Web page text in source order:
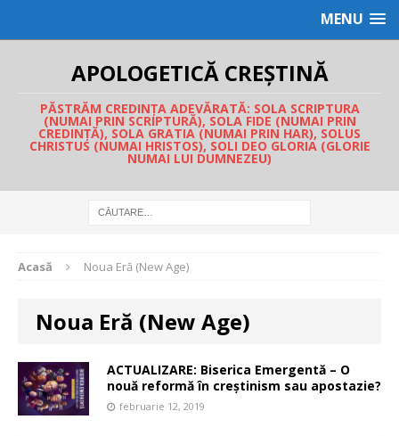
MENU
APOLOGETICĂ CREȘTINĂ
PĂSTRĂM CREDINȚA ADEVĂRATĂ: SOLA SCRIPTURA
(NUMAI PRIN SCRIPTURĂ), SOLA FIDE (NUMAI PRIN
CREDINȚĂ), SOLA GRATIA (NUMAI PRIN HAR), SOLUS
CHRISTUS (NUMAI HRISTOS), SOLI DEO GLORIA (GLORIE
NUMAI LUI DUMNEZEU)
Acasă Noua Eră (New Age)
Noua Eră (New Age)
ACTUALIZARE: Biserica Emergentă – O
nouă reformă în creștinism sau apostazie?
februarie 12, 2019